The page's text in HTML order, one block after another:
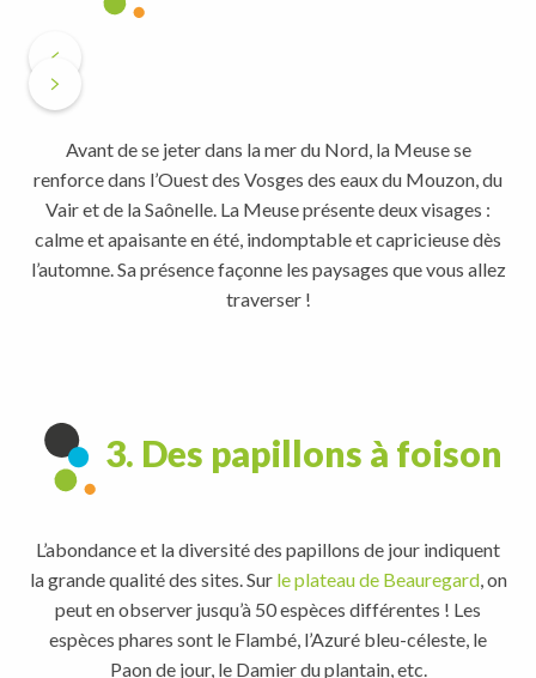
Avant de se jeter dans la mer du Nord, la Meuse se
renforce dans l’Ouest des Vosges des eaux du Mouzon, du
Vair et de la Saônelle. La Meuse présente deux visages :
calme et apaisante en été, indomptable et capricieuse dès
l’automne. Sa présence façonne les paysages que vous allez
traverser !
3. Des papillons à foison
L’abondance et la diversité des papillons de jour indiquent
la grande qualité des sites. Sur le plateau de Beauregard, on
peut en observer jusqu’à 50 espèces différentes ! Les
espèces phares sont le Flambé, l’Azuré bleu-céleste, le
Paon de jour, le Damier du plantain, etc.